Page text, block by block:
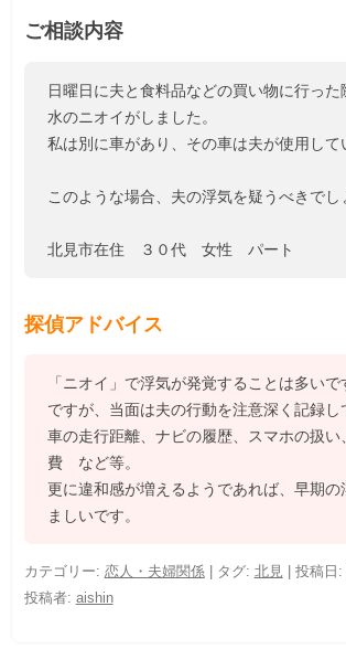
ご相談内容
日曜日に夫と食料品などの買い物に行った
水のニオイがしました。
私は別に車があり、その車は夫が使用して
このような場合、夫の浮気を疑うべきでし
北見市在住 ３０代 女性 パート
探偵アドバイス
「ニオイ」で浮気が発覚することは多いで
ですが、当面は夫の行動を注意深く記録し
車の走行距離、ナビの履歴、スマホの扱い
費 など等。
更に違和感が増えるようであれば、早期の
ましいです。
カテゴリー: 恋人・夫婦関係| タグ: 北見 | 投稿日:
投稿者: aishin